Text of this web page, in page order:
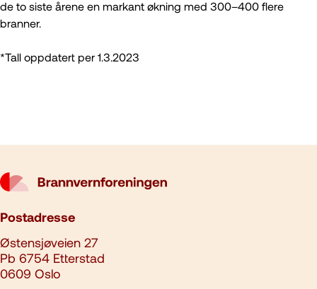
de to siste årene en markant økning med 300–400 flere
branner.
*Tall oppdatert per 1.3.2023
Postadresse
Østensjøveien 27
Pb 6754 Etterstad
0609 Oslo